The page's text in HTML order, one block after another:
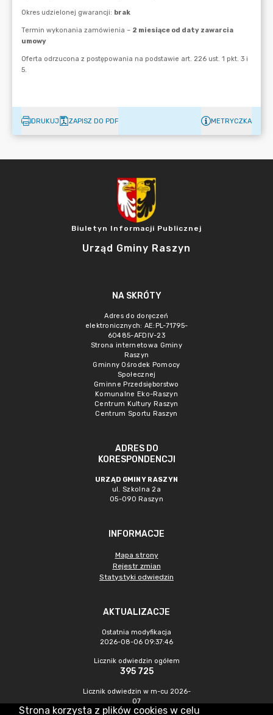
DRUKUJ ZAPISZ DO PDF METRYCZKA
Biuletyn Informacji Publicznej
Urząd Gminy Raszyn
NA SKRÓTY
Adres do doręczeń
elektronicznych: AE:PL-71795-
60485-AFDIV-23
Strona internetowa Gminy
Raszyn
Gminny Ośrodek Pomocy
Społecznej
Gminne Przedsięborstwo
Komunalne Eko-Raszyn
Centrum Kultury Raszyn
Centrum Sportu Raszyn
ADRES DO
KORESPONDENCJI
URZĄD GMINY RASZYN
ul. Szkolna 2a
05-090 Raszyn
INFORMACJE
Mapa strony
Rejestr zmian
Statystyki odwiedzin
AKTUALIZACJE
Ostatnia modyfikacja
2026-08-06 09:37:46
Licznik odwiedzin ogółem
395 725
Licznik odwiedzin w m-cu 2026-
07
1 036
Strona korzysta z plików cookies w celu